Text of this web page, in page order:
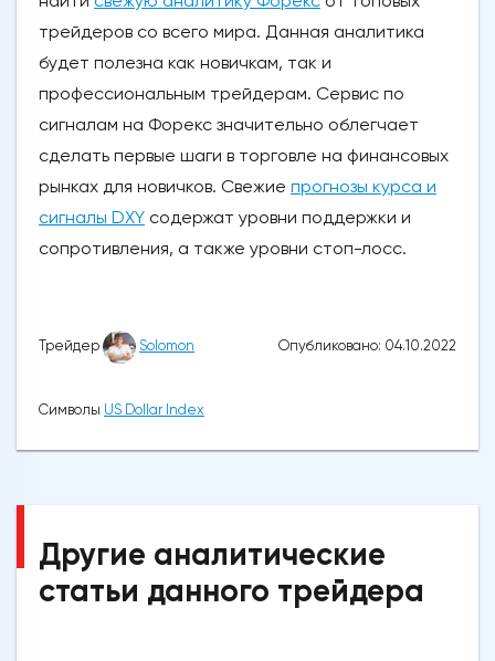
трейдеров со всего мира. Данная аналитика
будет полезна как новичкам, так и
профессиональным трейдерам. Сервис по
сигналам на Форекс значительно облегчает
сделать первые шаги в торговле на финансовых
рынках для новичков. Свежие прогнозы курса и
сигналы DXY содержат уровни поддержки и
сопротивления, а также уровни стоп-лосс.
Трейдер Solomon Опубликовано: 04.10.2022
Символы US Dollar Index
Другие аналитические
статьи данного трейдера